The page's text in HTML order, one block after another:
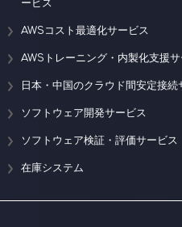
ービス
AWSコスト最適化サービス
AWSトレーニング・内製化支援
日本・中国のクラウド間安定接続
ソフトウェア開発サービス
ソフトウェア検証・評価サービス
在庫システム